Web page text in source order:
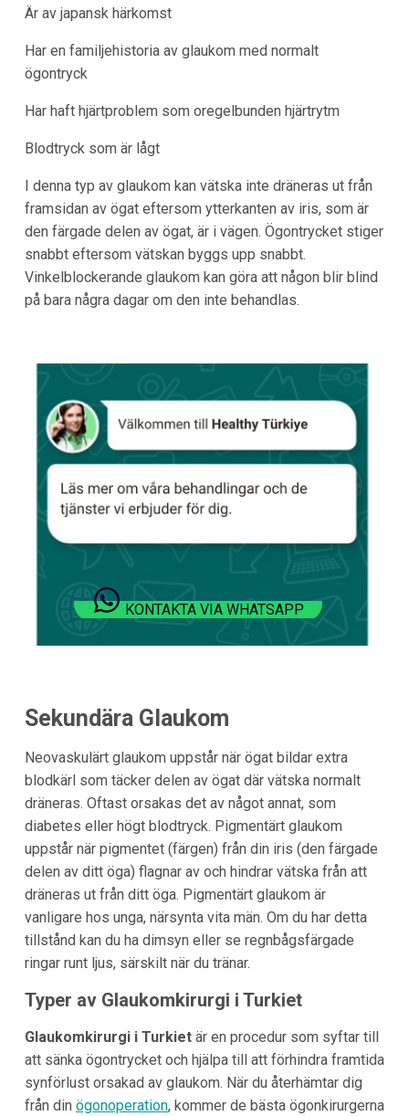
Är av japansk härkomst
Har en familjehistoria av glaukom med normalt
ögontryck
Har haft hjärtproblem som oregelbunden hjärtrytm
Blodtryck som är lågt
I denna typ av glaukom kan vätska inte dräneras ut från
framsidan av ögat eftersom ytterkanten av iris, som är
den färgade delen av ögat, är i vägen. Ögontrycket stiger
snabbt eftersom vätskan byggs upp snabbt.
Vinkelblockerande glaukom kan göra att någon blir blind
på bara några dagar om den inte behandlas.
KONTAKTA VIA WHATSAPP
Sekundära Glaukom
Neovaskulärt glaukom uppstår när ögat bildar extra
blodkärl som täcker delen av ögat där vätska normalt
dräneras. Oftast orsakas det av något annat, som
diabetes eller högt blodtryck. Pigmentärt glaukom
uppstår när pigmentet (färgen) från din iris (den färgade
delen av ditt öga) flagnar av och hindrar vätska från att
dräneras ut från ditt öga. Pigmentärt glaukom är
vanligare hos unga, närsynta vita män. Om du har detta
tillstånd kan du ha dimsyn eller se regnbågsfärgade
ringar runt ljus, särskilt när du tränar.
Typer av Glaukomkirurgi i Turkiet
Glaukomkirurgi i Turkietär en procedur som syftar till
att sänka ögontrycket och hjälpa till att förhindra framtida
synförlust orsakad av glaukom. När du återhämtar dig
från din ögonoperation, kommer de bästa ögonkirurgerna